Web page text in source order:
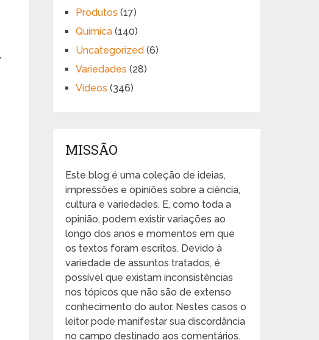
Produtos (17)
Química (140)
Uncategorized (6)
Variedades (28)
Vídeos (346)
MISSÃO
Este blog é uma coleção de ideias,
impressões e opiniões sobre a ciência,
cultura e variedades. E, como toda a
opinião, podem existir variações ao
longo dos anos e momentos em que
os textos foram escritos. Devido à
variedade de assuntos tratados, é
possível que existam inconsistências
nos tópicos que não são de extenso
conhecimento do autor. Nestes casos o
leitor pode manifestar sua discordância
no campo destinado aos comentários.